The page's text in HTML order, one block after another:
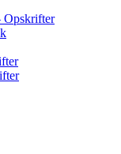
Opskrifter